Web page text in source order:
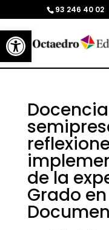
Abrir barra de
93 246 40 02
Docencia
de la
Grado